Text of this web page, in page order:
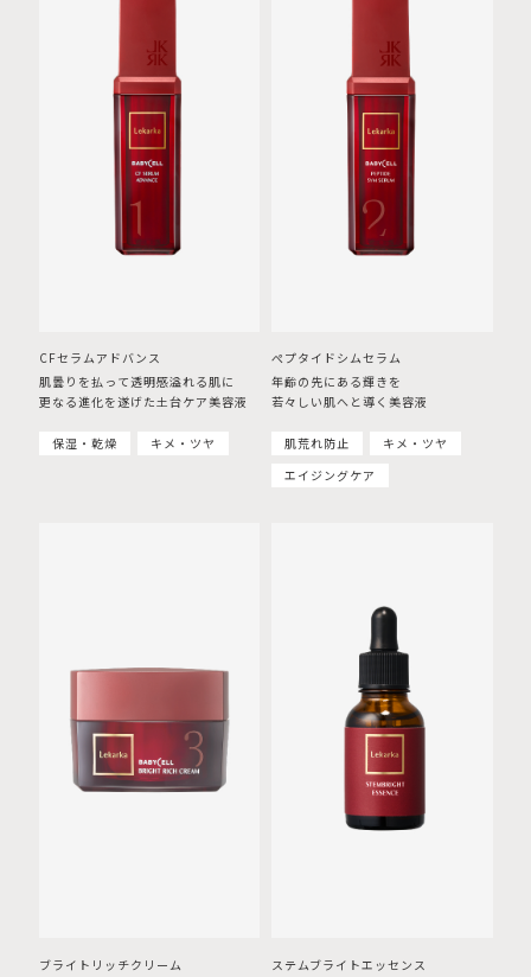
CFセラムアドバンス
肌曇りを払って透明感溢れる肌に
更なる進化を遂げた土台ケア美容液
保湿・乾燥 キメ・ツヤ
ぺプタイドシムセラム
年齢の先にある輝きを
若々しい肌へと導く美容液
肌荒れ防止
キメ・ツヤ
エイジングケア
ブライトリッチクリーム
ステムブライトエッセンス